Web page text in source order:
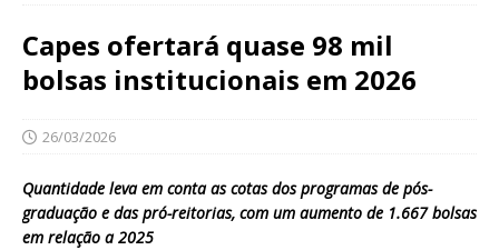
Capes ofertará quase 98 mil
bolsas institucionais em 2026
26/03/2026
Quantidade leva em conta as cotas dos programas de pós-
graduação e das pró-reitorias, com um aumento de 1.667 bolsas
em relação a 2025